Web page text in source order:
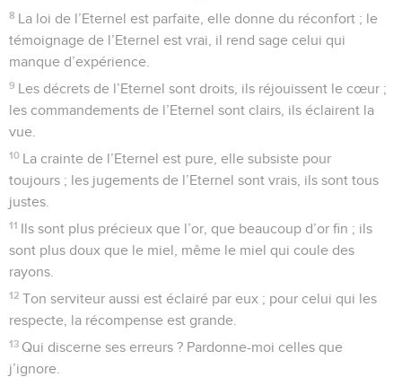
8 La loi de l’Eternel est parfaite, elle donne du réconfort ; le
témoignage de l’Eternel est vrai, il rend sage celui qui
manque d’expérience.
9 Les décrets de l’Eternel sont droits, ils réjouissent le cœur ;
les commandements de l’Eternel sont clairs, ils éclairent la
vue.
10 La crainte de l’Eternel est pure, elle subsiste pour
toujours ; les jugements de l’Eternel sont vrais, ils sont tous
justes.
11 Ils sont plus précieux que l’or, que beaucoup d’or fin ; ils
sont plus doux que le miel, même le miel qui coule des
rayons.
12 Ton serviteur aussi est éclairé par eux ; pour celui qui les
respecte, la récompense est grande.
13 Qui discerne ses erreurs ? Pardonne-moi celles que
j’ignore.